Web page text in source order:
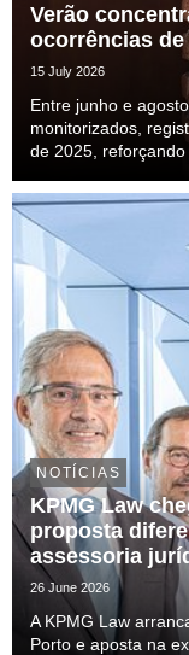
Verão
ocorrências
15 July 2026
Entre junho e
monitorizados,
de 2025, reforçando
NOTÍCIAS
KPMG Law
proposta
assessoria
26 June 2026
A KPMG Law
Porto e aposta na